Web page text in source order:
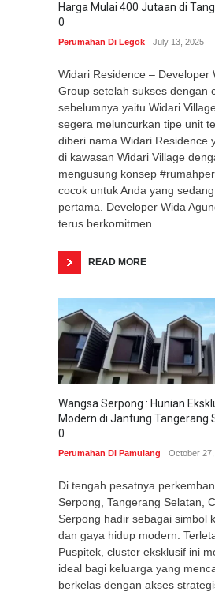
Harga Mulai 400 Jutaan di
0
Perumahan Di Legok July 13, 2025
Widari Residence – Developer
Group setelah sukses dengan
sebelumnya yaitu Widari
segera meluncurkan tipe unit
diberi nama Widari Residence
di kawasan Widari Village
mengusung konsep
cocok untuk Anda yang
pertama. Developer Wida
terus berkomitmen
READ MORE
Wangsa Serpong : Hunian
Modern di Jantung Tangerang
0
Perumahan Di Pamulang October
Di tengah pesatnya
Serpong, Tangerang Selatan,
Serpong hadir sebagai simbol
dan gaya hidup modern.
Puspitek, cluster eksklusif ini
ideal bagi keluarga yang
berkelas dengan akses